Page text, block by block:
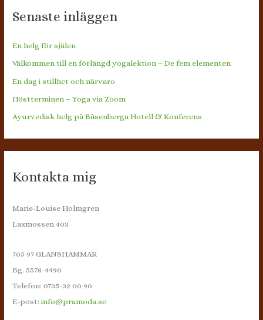
Senaste inläggen
En helg för själen
Välkommen till en förlängd yogalektion – De fem elementen
En dag i stillhet och närvaro
Höstterminen – Yoga via Zoom
Ayurvedisk helg på Båsenberga Hotell & Konferens
Kontakta mig
Marie-Louise Holmgren
Laxmossen 403
705 97 GLANSHAMMAR
Bg. 5578-4490
Telefon: 0735-32 00 90
E-post:info@pramoda.se